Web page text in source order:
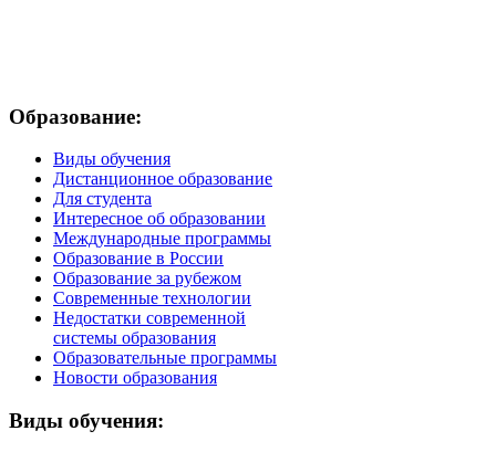
Образование:
Виды обучения
Дистанционное образование
Для студента
Интересное об образовании
Международные программы
Образование в России
Образование за рубежом
Современные технологии
Недостатки современной
системы образования
Образовательные программы
Новости образования
Виды обучения: